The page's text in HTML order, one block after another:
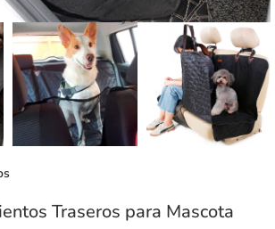
Traseros para Mascota